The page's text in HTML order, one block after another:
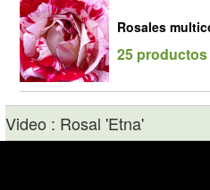
Rosales
25 productos
Video : Rosal 'Etna'